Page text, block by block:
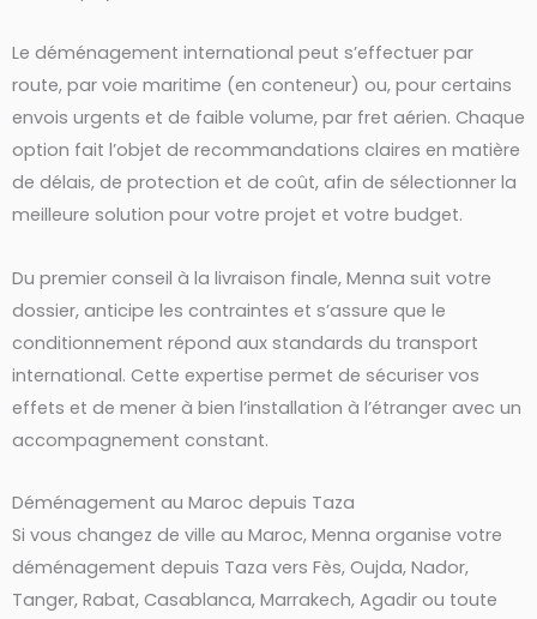
Le déménagement international peut s’effectuer par
route, par voie maritime (en conteneur) ou, pour certains
envois urgents et de faible volume, par fret aérien. Chaque
option fait l’objet de recommandations claires en matière
de délais, de protection et de coût, afin de sélectionner la
meilleure solution pour votre projet et votre budget.
Du premier conseil à la livraison finale, Menna suit votre
dossier, anticipe les contraintes et s’assure que le
conditionnement répond aux standards du transport
international. Cette expertise permet de sécuriser vos
effets et de mener à bien l’installation à l’étranger avec un
accompagnement constant.
Déménagement au Maroc depuis Taza
Si vous changez de ville au Maroc, Menna organise votre
déménagement depuis Taza vers Fès, Oujda, Nador,
Tanger, Rabat, Casablanca, Marrakech, Agadir ou toute